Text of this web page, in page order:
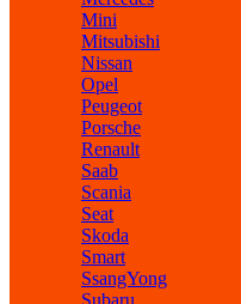
Mini
Mitsubishi
Nissan
Opel
Peugeot
Porsche
Renault
Saab
Scania
Seat
Skoda
Smart
SsangYong
Subaru